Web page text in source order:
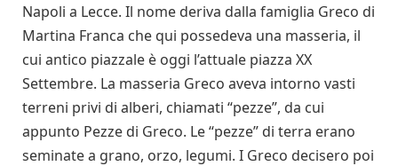
Napoli a Lecce. Il nome deriva dalla famiglia Greco di
Martina Franca che qui possedeva una masseria, il
cui antico piazzale è oggi l’attuale piazza XX
Settembre. La masseria Greco aveva intorno vasti
terreni privi di alberi, chiamati “pezze”, da cui
appunto Pezze di Greco. Le “pezze” di terra erano
seminate a grano, orzo, legumi. I Greco decisero poi